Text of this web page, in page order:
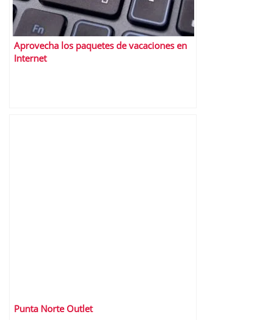
Aprovecha los paquetes de vacaciones en
Internet
Punta Norte Outlet